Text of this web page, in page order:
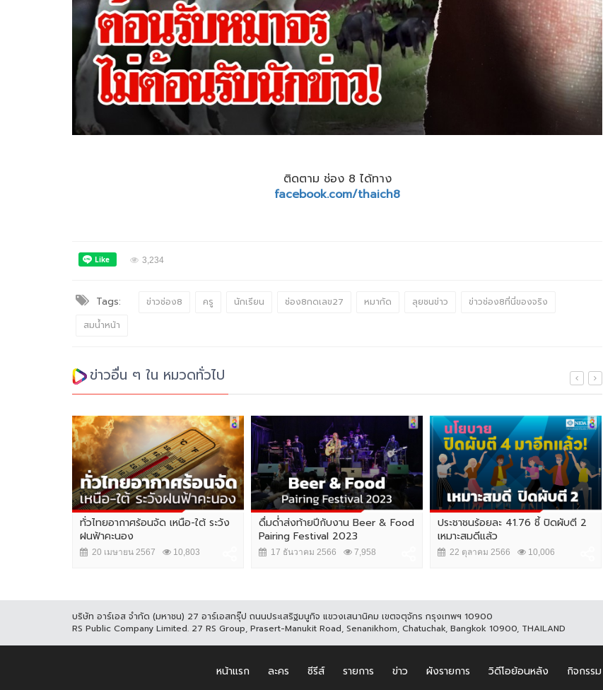
ติดตาม ช่อง 8 ได้ทาง
facebook.com/thaich8
3,234
Tags: ข่าวช่อง8 ครู นักเรียน ช่อง8กดเลข27 หมากัด ลุยชนข่าว
ข่าวช่อง8ที่นี่ของจริง
สมน้ำหน้า
ข่าวอื่น ๆ ใน หมวดทั่วไป
ทั่วไทยอากาศร้อนจัด เหนือ-ใต้ ระวัง
ฝนฟ้าคะนอง
20 เมษายน 2567 10,803
ดื่มด่ำส่งท้ายปีกับงาน Beer & Food
Pairing Festival 2023
17 ธันวาคม 2566 7,958
ประชาชนร้อยละ 41.76 ชี้ ปิดผับตี 2
เหมาะสมดีแล้ว
22 ตุลาคม 2566 10,006
บริษัท อาร์เอส จำกัด (มหาชน) 27 อาร์เอสกรุ๊ป ถนนประเสริฐมนูกิจ แขวงเสนานิคม เขตจตุจักร กรุงเทพฯ 10900
RS Public Company Limited. 27 RS Group, Prasert-Manukit Road, Senanikhom, Chatuchak, Bangkok 10900, THAILAND
หน้าแรก ละคร ซีรีส์ รายการ ข่าว ผังรายการ วิดีโอย้อนหลัง กิจกรรม